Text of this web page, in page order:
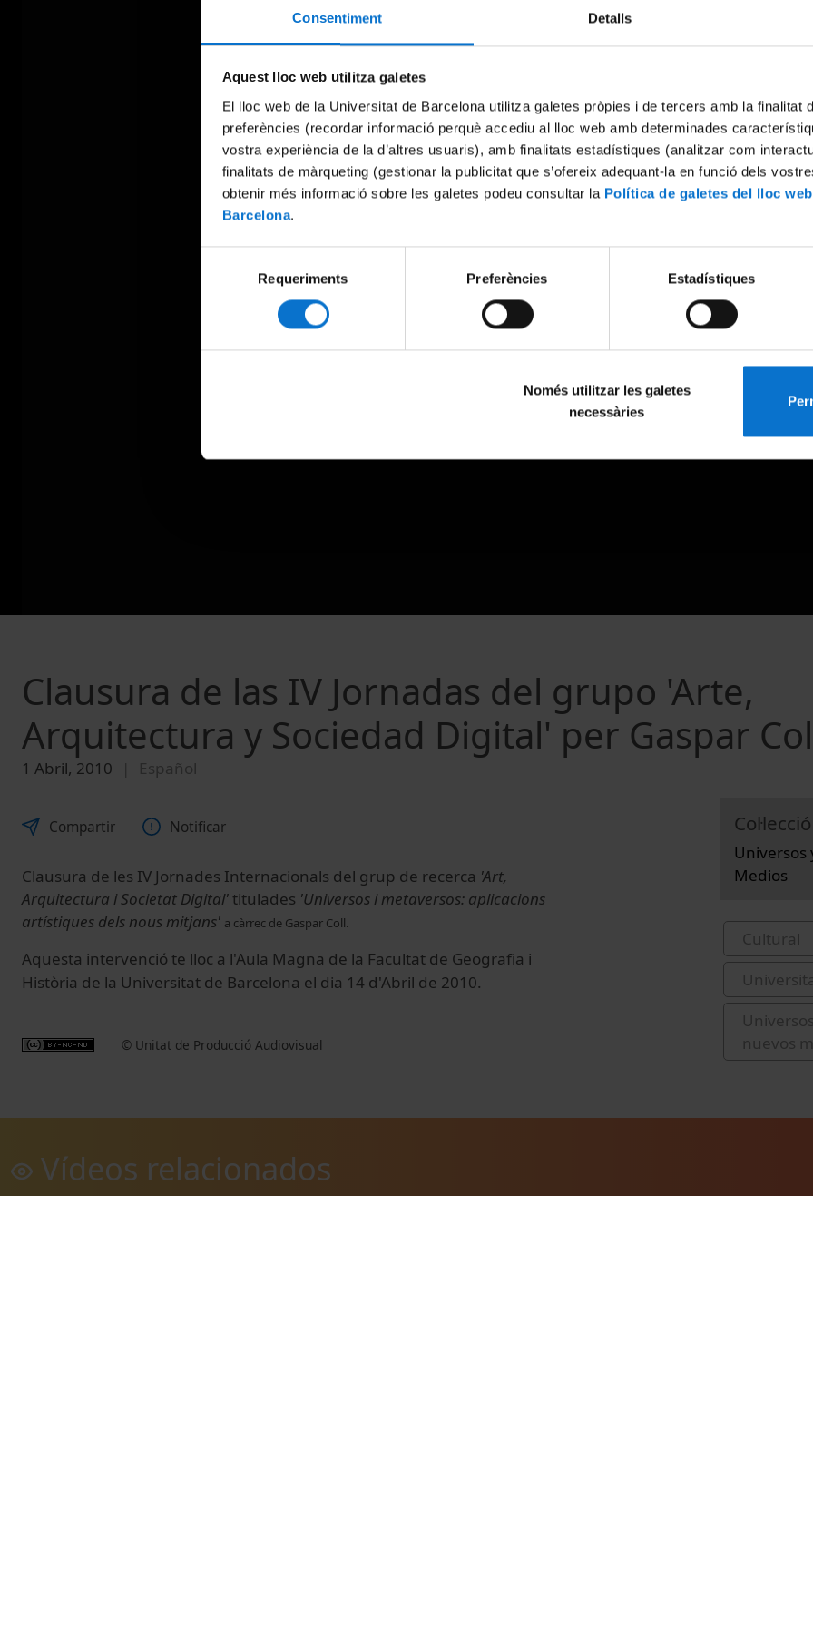
Consentiment Detalls
Aquest lloc web utilitza galetes
El lloc web de la Universitat de Barcelona utilitza galetes pròpies i de tercers amb la finalitat
preferències (recordar informació perquè accediu al lloc web amb determinades
vostra experiència de la d’altres usuaris), amb finalitats estadístiques (analitzar com
finalitats de màrqueting (gestionar la publicitat que s’ofereix adequant-la en funció dels
obtenir més informació sobre les galetes podeu consultar la Política de galetes del lloc
Barcelona.
consentiment
Requeriments Preferències Estadístiques
Només utilitzar les galetes
necessàries
Clausura de las IV Jornadas del grupo 'Arte,
Arquitectura y Sociedad Digital' per Gaspar
1 Abril, 2010 Español
Compartir Notificar
Clausura de les IV Jornades Internacionals del grup de recerca 'Art,
Arquitectura i Societat Digital' titulades 'Universos i metaversos: aplicacions
artístiques dels nous mitjans' a càrrec de Gaspar Coll.
Aquesta intervenció te lloc a l'Aula Magna de la Facultat de Geografia i
Història de la Universitat de Barcelona el dia 14 d'Abril de 2010.
© Unitat de Producció Audiovisual
Col·lecció
Universos
Medios
Cultural
nuevos
Vídeos relacionados